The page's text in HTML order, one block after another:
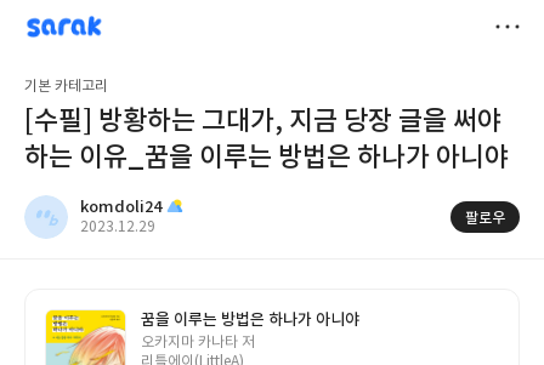
sarak
komdoli24
기본 카테고리
[수필] 방황하는 그대가, 지금 당장 글을 써야
하는 이유_꿈을 이루는 방법은 하나가 아니야
komdoli24
작
2023.12.29
팔로우
꿈을 이루는 방법은 하나가 아니야
글
오카지마 카나타 저